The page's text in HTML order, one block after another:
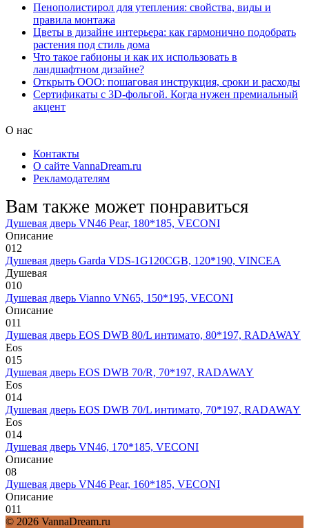
Пенополистирол для утепления: свойства, виды и
правила монтажа
Цветы в дизайне интерьера: как гармонично подобрать
растения под стиль дома
Что такое габионы и как их использовать в
ландшафтном дизайне?
Открыть ООО: пошаговая инструкция, сроки и расходы
Сертификаты с 3D-фольгой. Когда нужен премиальный
акцент
О нас
Контакты
О сайте VannaDream.ru
Рекламодателям
Вам также может понравиться
Душевая дверь VN46 Pear, 180*185, VECONI
Описание
012
Душевая дверь Garda VDS-1G120CGB, 120*190, VINCEA
Душевая
010
Душевая дверь Vianno VN65, 150*195, VECONI
Описание
011
Душевая дверь EOS DWB 80/L интимато, 80*197, RADAWAY
Eos
015
Душевая дверь EOS DWB 70/R, 70*197, RADAWAY
Eos
014
Душевая дверь EOS DWB 70/L интимато, 70*197, RADAWAY
Eos
014
Душевая дверь VN46, 170*185, VECONI
Описание
08
Душевая дверь VN46 Pear, 160*185, VECONI
Описание
011
© 2026 VannaDream.ru